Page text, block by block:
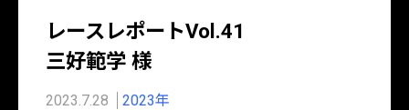
レースレポートVol.41
三好範学 様
2023.7.28 2023年